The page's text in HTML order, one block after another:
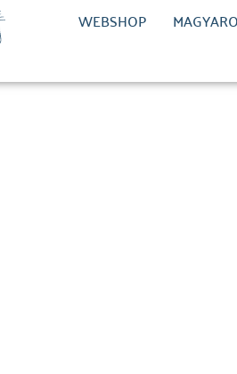
WEBSHOP